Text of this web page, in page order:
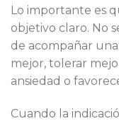
Lo importante es
objetivo claro. No
de acompañar
mejor, tolerar
ansiedad o
Cuando la